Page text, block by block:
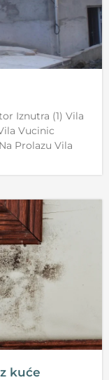
Iznutra (1) Vila
Vucinic
Prolazu Vila
kuće